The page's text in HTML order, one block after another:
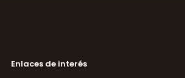
Enlaces de interés